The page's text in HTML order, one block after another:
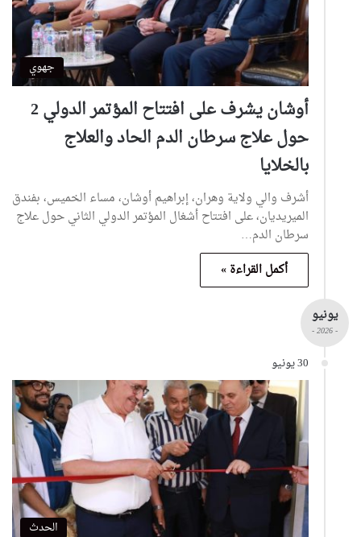
جهوي
أوشان يشرف على افتتاح المؤتمر الدولي 2
حول علاج سرطان الدم الحاد والعلاج
بالخلايا
أشرف والي ولاية وهران، إبراهيم أوشان، مساء الخميس، بفندق
الميريديان، على افتتاح أشغال المؤتمر الدولي الثاني حول علاج
سرطان الدم…
أكمل القراءة »
يونيو
- 2026 -
30 يونيو
الحدث